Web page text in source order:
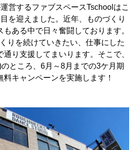
営するファブスペースTschoolはこ
を迎えました。近年、ものづくり
ある中で日々奮闘しております。
りを続けていきたい、仕事にした
り支援してまいります。そこで、
ところ、6月～8月までの3ケ月期
キャンペーンを実施します！